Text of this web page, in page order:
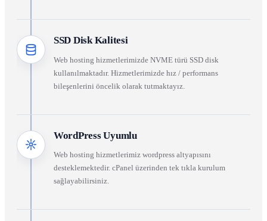
SSD Disk Kalitesi
Web hosting hizmetlerimizde NVME türü SSD disk
kullanılmaktadır. Hizmetlerimizde hız / performans
bileşenlerini öncelik olarak tutmaktayız.
WordPress Uyumlu
Web hosting hizmetlerimiz wordpress altyapısını
desteklemektedir. cPanel üzerinden tek tıkla kurulum
sağlayabilirsiniz.